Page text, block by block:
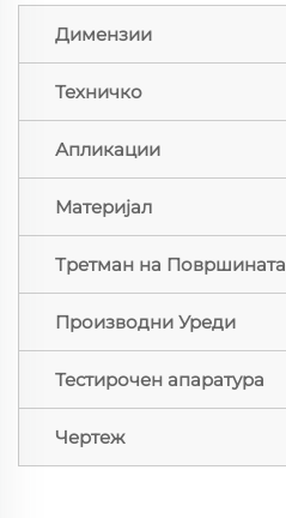
Димензии
Техничко
Апликации
Материјал
Третман на Површината
Производни Уреди
Тестирочен апаратура
Чертеж